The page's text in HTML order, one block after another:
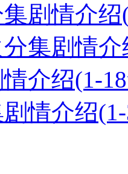
剧情介
集剧情
介绍(1-
情介绍